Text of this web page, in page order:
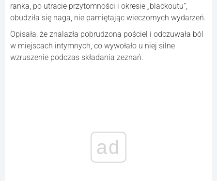
ranka, po utracie przytomności i okresie „blackoutu”,
obudziła się naga, nie pamiętając wieczornych wydarzeń.
Opisała, że znalazła pobrudzoną pościel i odczuwała ból
w miejscach intymnych, co wywołało u niej silne
wzruszenie podczas składania zeznań.
ad